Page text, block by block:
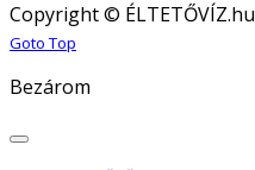
Copyright © ÉLTETŐVÍZ.hu
Joomla! 3 Templates
Goto Top
Bezárom